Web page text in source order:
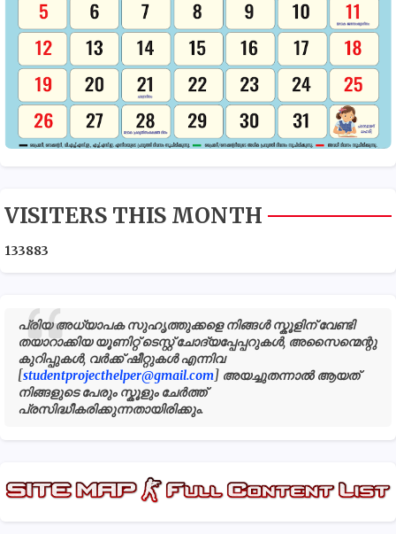
VISITERS THIS MONTH
133883
പ്രിയ അധ്യാപക സുഹൃത്തുക്കളെ നിങ്ങൾ സ്കൂളിന് വേണ്ടി
തയാറാക്കിയ യൂണിറ്റ് ടെസ്റ്റ് ചോദ്യപ്പേപ്പറുകൾ, അസൈന്മെന്റു
കുറിപ്പുകൾ, വർക്ക് ഷീറ്റുകൾ എന്നിവ
[studentprojecthelper@gmail.com] അയച്ചുതന്നാൽ ആയത്
നിങ്ങളുടെ പേരും സ്കൂളും ചേർത്ത്
പ്രസിദ്ധീകരിക്കുന്നതായിരിക്കും.